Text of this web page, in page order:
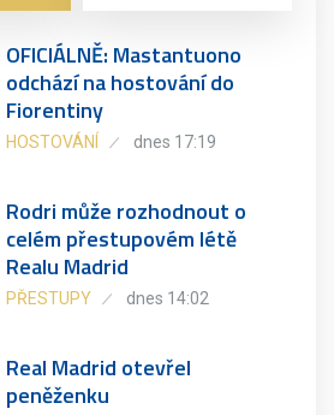
OFICIÁLNĚ: Mastantuono
odchází na hostování do
Fiorentiny
HOSTOVÁNÍ dnes 17:19
Rodri může rozhodnout o
celém přestupovém létě
Realu Madrid
PŘESTUPY dnes 14:02
Real Madrid otevřel
peněženku